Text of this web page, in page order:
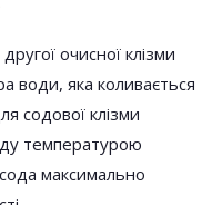
очисної клізми
води, яка коливається
содової клізми
температурою
максимально